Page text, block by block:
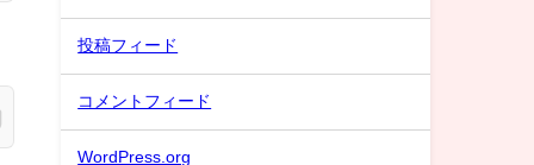
投稿フィード
コメントフィード
WordPress.org